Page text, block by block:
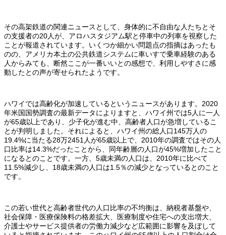
その高架鉄道の関連ニュースとして、身体的に不自由な人たちとそ
の支援者の20人が、アロハスタジアム駅と停車中の列車を視察した
ことが報道されています。いくつか細かい問題点の指摘はあったも
のの、アメリカ本土の公共鉄道システムに車いすで乗車経験のある
人からみても、断然ここが一番いいとの感想で、利用しやすさに感
動したとの声が寄せられたようです。
ハワイでは高齢化が加速しているというニュースがあります。2020
年米国国勢調査の最新データによりますと、ハワイ州では5人に一人
が65歳以上であり、少子化が進む中、高齢者人口が急増しているこ
とが判明しました。それによると、ハワイ州の総人口145万人の
19.4%に当たる28万2451人が65歳以上で、2010年の調査ではその人
口比率は14.3%だったことから、同年齢層の人口が45%増加したこと
になるとのことです。一方、5歳未満の人口は、2010年に比べて
11.5%減少し、18歳未満の人口は1.5％の減少となっているとのこと
です。
この若い世代と高齢者世代の人口比率の不均衡は、納税者基盤や、
社会保障・医療保険料の格差拡大、医療制度や住宅への支出増大、
介護士やサービス提供者の労働力減少など広範囲に影響を及ぼして